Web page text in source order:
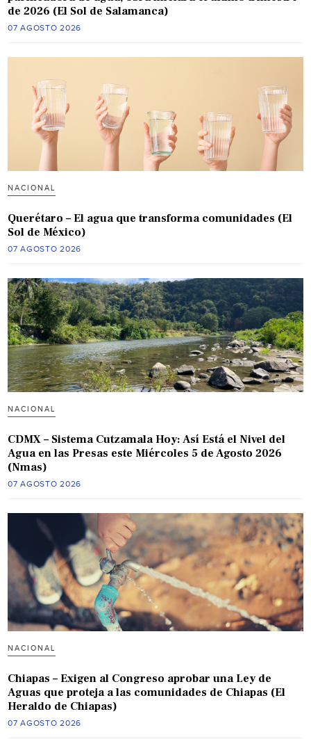
de 2026 (El Sol de Salamanca)
07 AGOSTO 2026
NACIONAL
Querétaro – El agua que transforma comunidades (El
Sol de México)
07 AGOSTO 2026
NACIONAL
CDMX – Sistema Cutzamala Hoy: Así Está el Nivel del
Agua en las Presas este Miércoles 5 de Agosto 2026
(Nmas)
07 AGOSTO 2026
NACIONAL
Chiapas – Exigen al Congreso aprobar una Ley de
Aguas que proteja a las comunidades de Chiapas (El
Heraldo de Chiapas)
07 AGOSTO 2026